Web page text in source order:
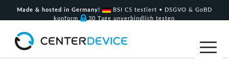
Made & hosted in Germany!
BSI C5 testiert • DSGVO & GoBD
konform
30 Tage unverbindlich testen